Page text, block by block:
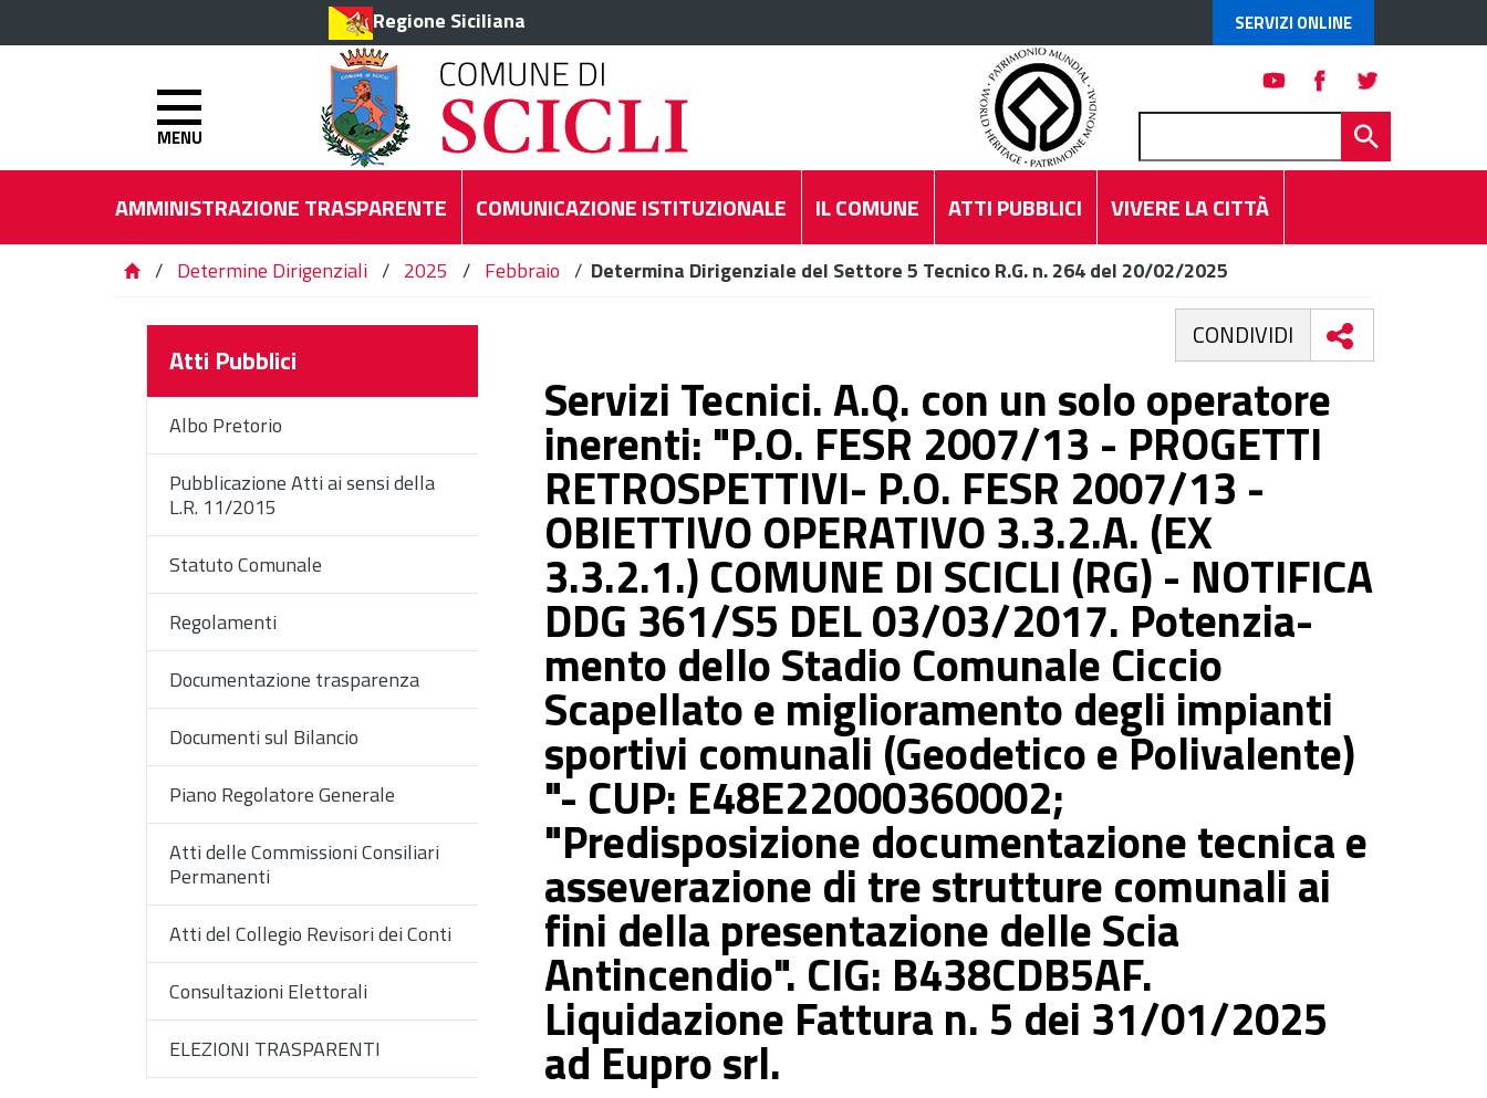
Regione Siciliana SERVIZI ONLINE
MENU
AMMINISTRAZIONE TRASPARENTE COMUNICAZIONE ISTITUZIONALE IL COMUNE ATTI PUBBLICI VIVERE LA CITTÀ
/ Determine Dirigenziali / 2025 / Febbraio / Determina Dirigenziale del Settore 5 Tecnico R.G. n. 264 del 20/02/2025
Atti Pubblici
Albo Pretorio
Pubblicazione Atti ai sensi della
L.R. 11/2015
Statuto Comunale
Regolamenti
Documentazione trasparenza
Documenti sul Bilancio
Piano Regolatore Generale
Atti delle Commissioni Consiliari
Permanenti
Atti del Collegio Revisori dei Conti
Consultazioni Elettorali
ELEZIONI TRASPARENTI
CONDIVIDI
Servizi Tecnici. A.Q. con un solo operatore
inerenti: "P.O. FESR 2007/13 - PROGETTI
RETROSPETTIVI- P.O. FESR 2007/13 -
OBIETTIVO OPERATIVO 3.3.2.A. (EX
3.3.2.1.) COMUNE DI SCICLI (RG) - NOTIFICA
DDG 361/S5 DEL 03/03/2017. Potenzia­
mento dello Stadio Comunale Ciccio
Scapellato e miglioramento degli impianti
sportivi comunali (Geodeti­co e Polivalente)
"- CUP: E48E22000360002;
"Predisposizione documentazione tecnica e
asseverazione di tre strutture comunali ai
fini della presenta­zione delle Scia
Antincendio". CIG: B438CDB5AF.
Liquidazione Fattura n. 5 dei 31/01/2025
ad Eupro srl.